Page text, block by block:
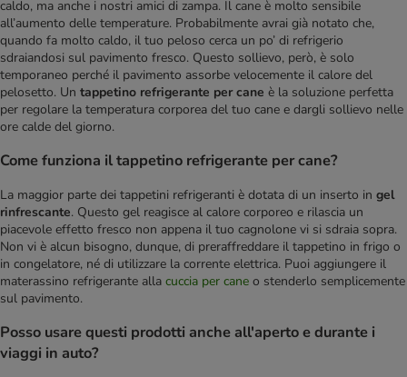
caldo, ma anche i nostri amici di zampa. Il cane è molto sensibile
all’aumento delle temperature. Probabilmente avrai già notato che,
quando fa molto caldo, il tuo peloso cerca un po’ di refrigerio
sdraiandosi sul pavimento fresco. Questo sollievo, però, è solo
temporaneo perché il pavimento assorbe velocemente il calore del
pelosetto. Un tappetino refrigerante per cane è la soluzione perfetta
per regolare la temperatura corporea del tuo cane e dargli sollievo nelle
ore calde del giorno.
Come funziona il tappetino refrigerante per cane?
La maggior parte dei tappetini refrigeranti è dotata di un inserto in gel
rinfrescante. Questo gel reagisce al calore corporeo e rilascia un
piacevole effetto fresco non appena il tuo cagnolone vi si sdraia sopra.
Non vi è alcun bisogno, dunque, di preraffreddare il tappetino in frigo o
in congelatore, né di utilizzare la corrente elettrica. Puoi aggiungere il
materassino refrigerante alla cuccia per cane o stenderlo semplicemente
sul pavimento.
Posso usare questi prodotti anche all'aperto e durante i
viaggi in auto?